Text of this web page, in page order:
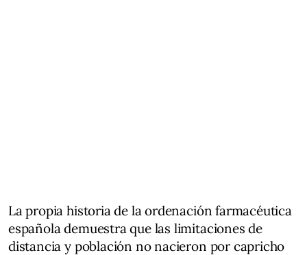
La propia historia de la ordenación farmacéutica
española demuestra que las limitaciones de
distancia y población no nacieron por capricho